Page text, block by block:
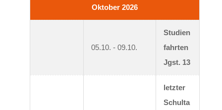
Oktober 2026
05.10. - 09.10.
Studien
fahrten
Jgst. 13
letzter
Schulta